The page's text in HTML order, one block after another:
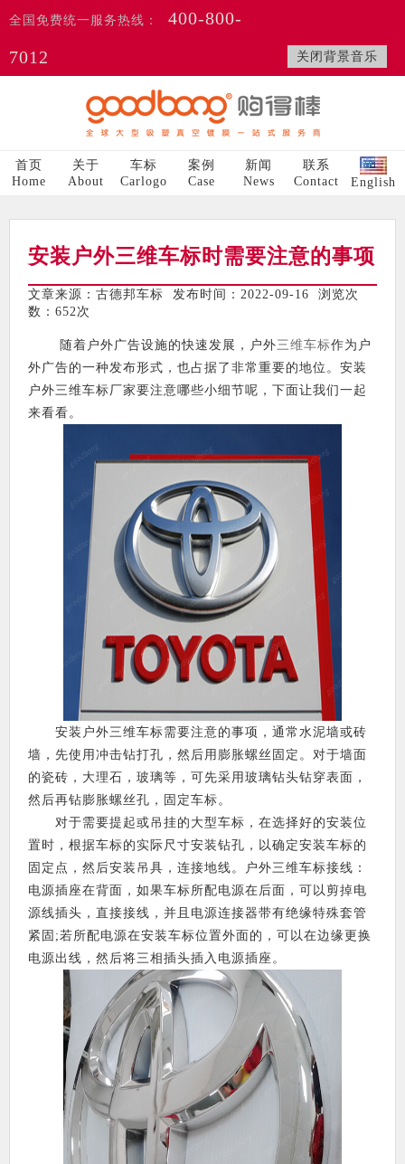
关闭背景音乐
全国免费统一服务热线：
400-800-
7012
首页
Home
关于
About
车标
Carlogo
案例
Case
新闻
News
联系
Contact
English
安装户外三维车标时需要注意的事项
文章来源：古德邦车标 发布时间：2022-09-16 浏览次
数： 652次
随着户外广告设施的快速发展，户外三维车标作为户
外广告的一种发布形式，也占据了非常重要的地位。安装
户外三维车标厂家要注意哪些小细节呢，下面让我们一起
来看看。
安装户外三维车标需要注意的事项，通常水泥墙或砖
墙，先使用冲击钻打孔，然后用膨胀螺丝固定。对于墙面
的瓷砖，大理石，玻璃等，可先采用玻璃钻头钻穿表面，
然后再钻膨胀螺丝孔，固定车标。
对于需要提起或吊挂的大型车标，在选择好的安装位
置时，根据车标的实际尺寸安装钻孔，以确定安装车标的
固定点，然后安装吊具，连接地线。户外三维车标接线：
电源插座在背面，如果车标所配电源在后面，可以剪掉电
源线插头，直接接线，并且电源连接器带有绝缘特殊套管
紧固;若所配电源在安装车标位置外面的，可以在边缘更换
电源出线，然后将三相插头插入电源插座。